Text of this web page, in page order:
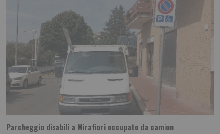
Parcheggio disabili a Mirafiori occupato da camion